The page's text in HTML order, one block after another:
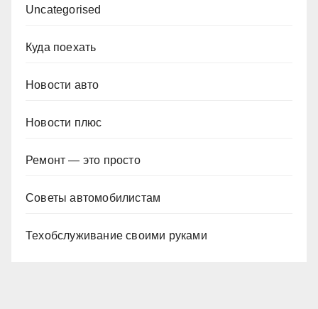
Uncategorised
Куда поехать
Новости авто
Новости плюс
Ремонт — это просто
Советы автомобилистам
Техобслуживание своими руками